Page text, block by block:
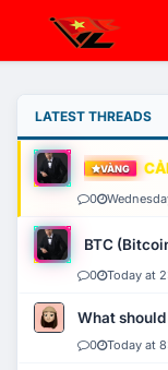
LATEST THREADS
VÀNG
0
BTC
0 Today at
What should
0 Today at